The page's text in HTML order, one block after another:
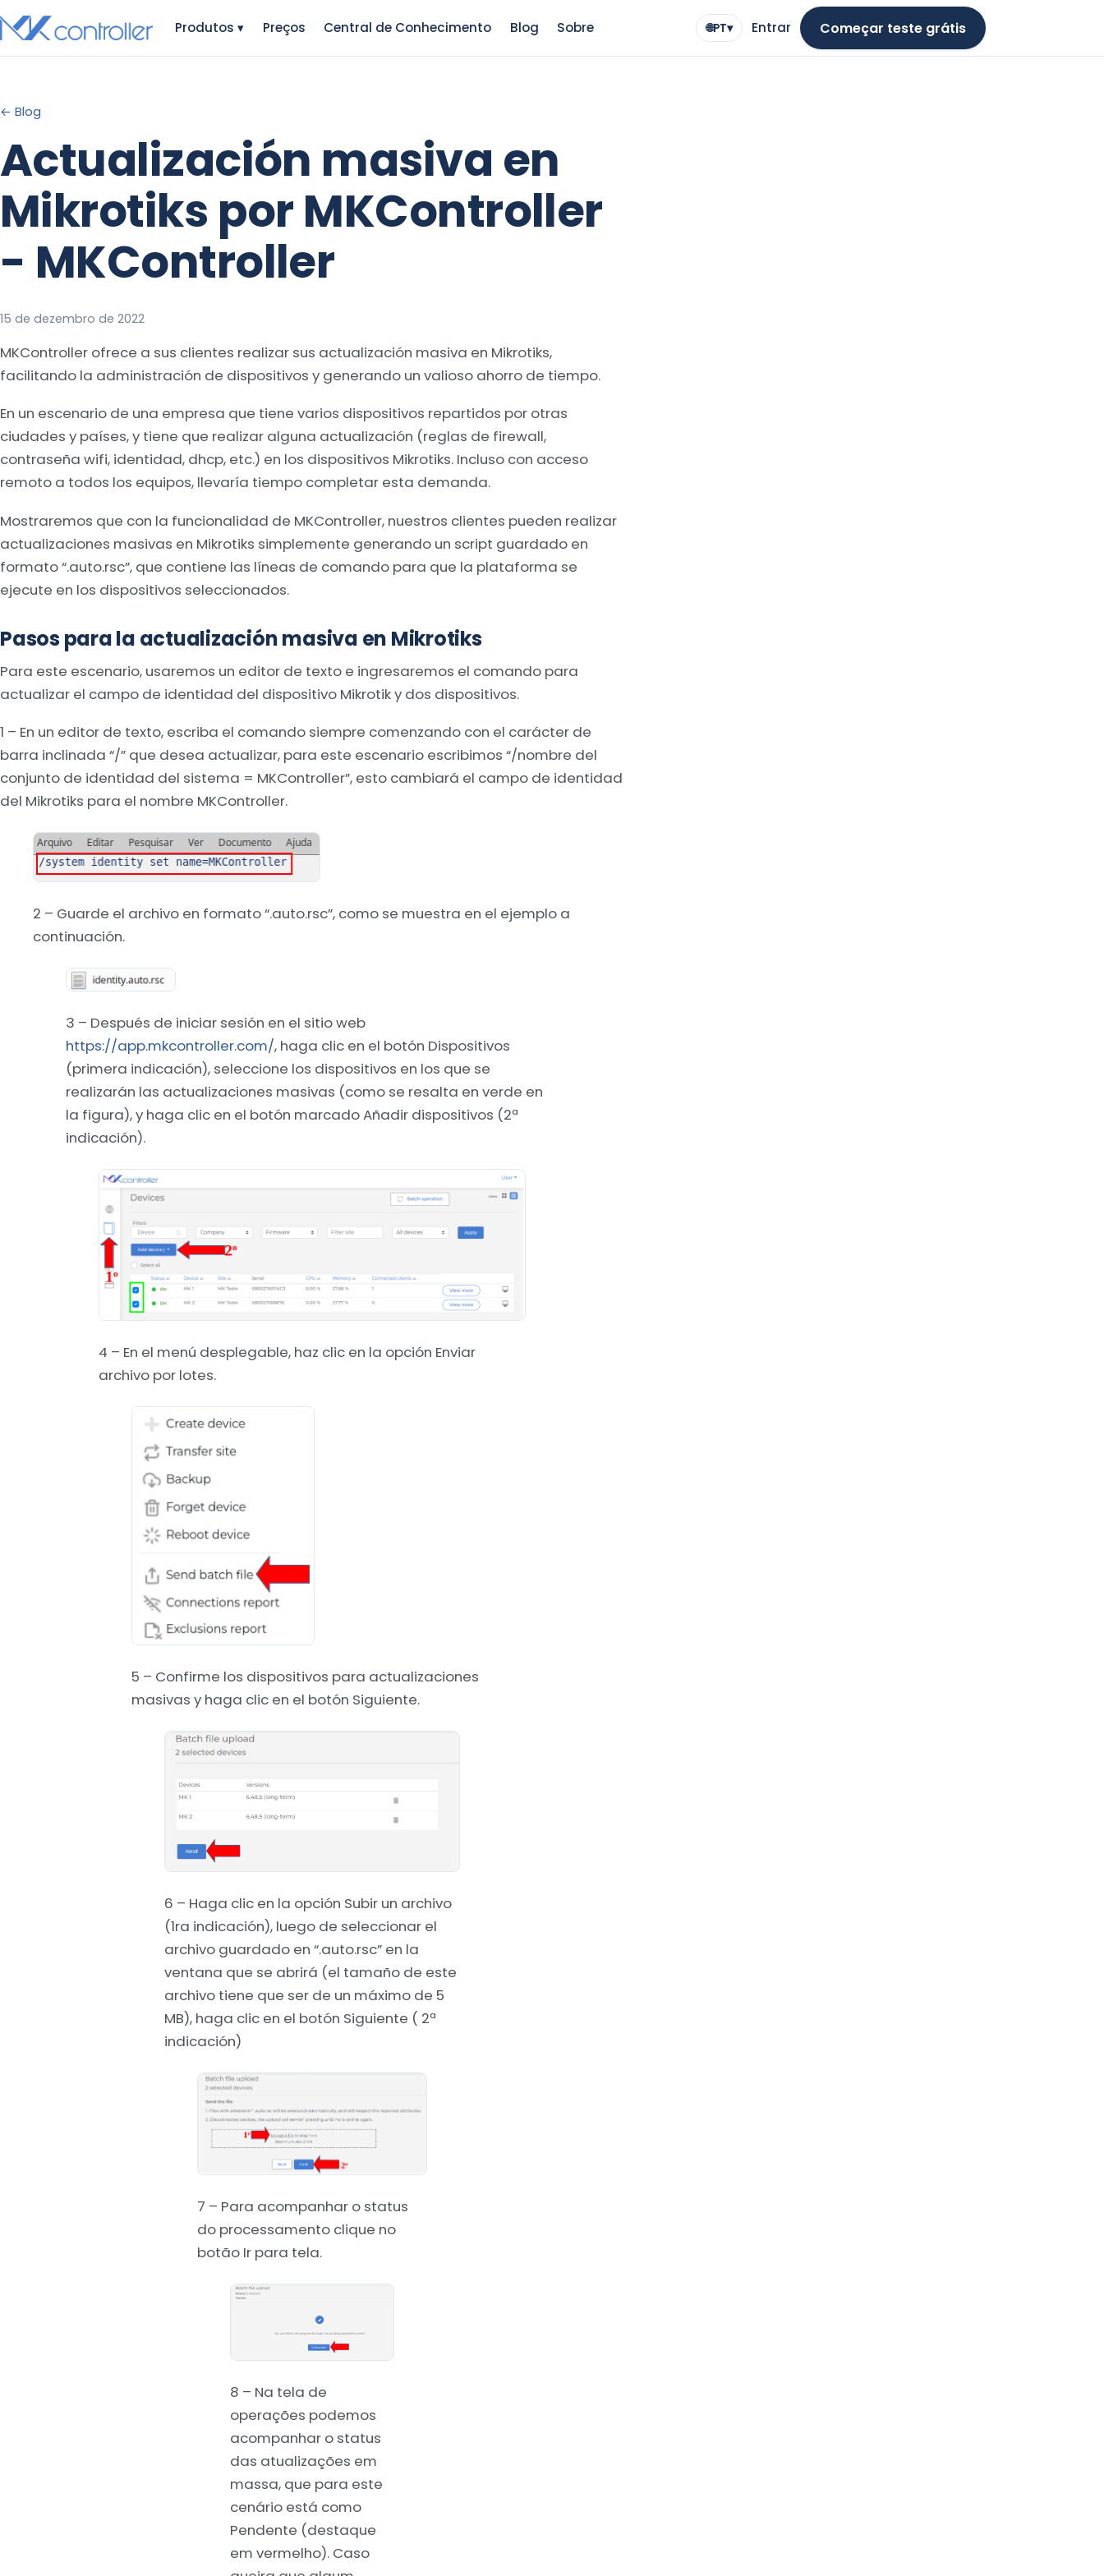
to
Produtos▾ Preços Central de Conhecimento Blog Sobre 🌐PT▾
Idioma Entrar Começar teste grátis
← Blog
Actualización masiva en
Mikrotiks por MKController
- MKController
15 de dezembro de 2022
MKController ofrece a sus clientes realizar sus actualización masiva en Mikrotiks,
facilitando la administración de dispositivos y generando un valioso ahorro de tiempo.
En un escenario de una empresa que tiene varios dispositivos repartidos por otras
ciudades y países, y tiene que realizar alguna actualización (reglas de firewall,
contraseña wifi, identidad, dhcp, etc.) en los dispositivos Mikrotiks. Incluso con acceso
remoto a todos los equipos, llevaría tiempo completar esta demanda.
Mostraremos que con la funcionalidad de MKController, nuestros clientes pueden realizar
actualizaciones masivas en Mikrotiks simplemente generando un script guardado en
formato “.auto.rsc”, que contiene las líneas de comando para que la plataforma se
ejecute en los dispositivos seleccionados.
Pasos para la actualización masiva en Mikrotiks
Para este escenario, usaremos un editor de texto e ingresaremos el comando para
actualizar el campo de identidad del dispositivo Mikrotik y dos dispositivos.
1 – En un editor de texto, escriba el comando siempre comenzando con el carácter de
barra inclinada “/” que desea actualizar, para este escenario escribimos “/nombre del
conjunto de identidad del sistema = MKController”, esto cambiará el campo de identidad
del Mikrotiks para el nombre MKController.
2 – Guarde el archivo en formato “.auto.rsc”, como se muestra en el ejemplo a
continuación.
3 – Después de iniciar sesión en el sitio web
https://app.mkcontroller.com/, haga clic en el botón Dispositivos
(primera indicación), seleccione los dispositivos en los que se
realizarán las actualizaciones masivas (como se resalta en verde en
la figura), y haga clic en el botón marcado Añadir dispositivos (2ª
indicación).
4 – En el menú desplegable, haz clic en la opción Enviar
archivo por lotes.
5 – Confirme los dispositivos para actualizaciones
masivas y haga clic en el botón Siguiente.
6 – Haga clic en la opción Subir un archivo
(1ra indicación), luego de seleccionar el
archivo guardado en “.auto.rsc” en la
ventana que se abrirá (el tamaño de este
archivo tiene que ser de un máximo de 5
MB), haga clic en el botón Siguiente ( 2ª
indicación)
7 – Para acompanhar o status
do processamento clique no
botão Ir para tela.
8 – Na tela de
operações podemos
acompanhar o status
das atualizações em
massa, que para este
cenário está como
Pendente (destaque
em vermelho). Caso